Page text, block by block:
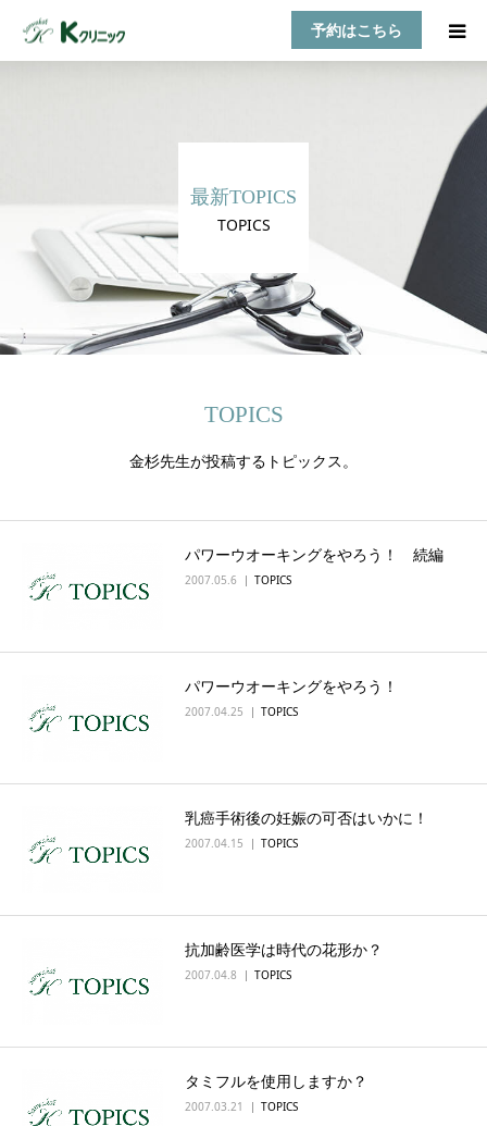
予約はこちら
最新TOPICS
TOPICS
TOPICS
金杉先生が投稿するトピックス。
パワーウオーキングをやろう！ 続編
2007.05.6 TOPICS
パワーウオーキングをやろう！
2007.04.25 TOPICS
乳癌手術後の妊娠の可否はいかに！
2007.04.15 TOPICS
抗加齢医学は時代の花形か？
2007.04.8 TOPICS
タミフルを使用しますか？
2007.03.21 TOPICS
医師紹介
TOPICS
乳房自己検診
English